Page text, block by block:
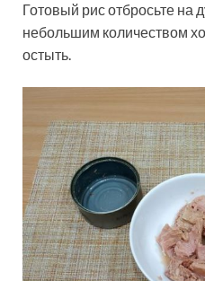
Готовый рис отбросьте на
небольшим количеством
остыть.